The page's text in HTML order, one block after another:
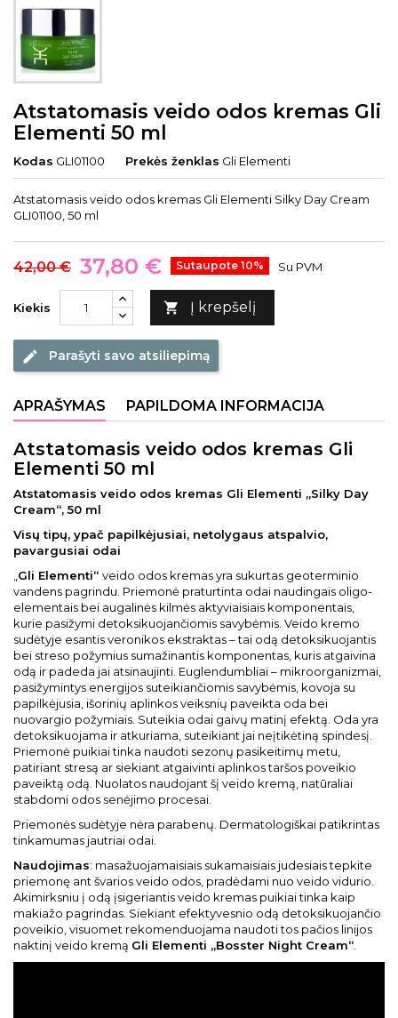
Atstatomasis veido odos kremas Gli
Elementi 50 ml
Kodas GLI01100 Prekės ženklas Gli Elementi
Atstatomasis veido odos kremas Gli Elementi Silky Day Cream
GLI01100, 50 ml
42,00 € 37,80 € Sutaupote 10% Su PVM
Kiekis  Į krepšelį
edit Parašyti savo atsiliepimą
APRAŠYMAS PAPILDOMA INFORMACIJA
Atstatomasis veido odos kremas Gli
Elementi 50 ml
Atstatomasis veido odos kremas Gli Elementi „Silky Day
Cream“, 50 ml
Visų tipų, ypač papilkėjusiai, netolygaus atspalvio,
pavargusiai odai
Gli Elementi“ veido odos kremas yra sukurtas geoterminio
vandens pagrindu. Priemonė praturtinta odai naudingais oligo-
elementais bei augalinės kilmės aktyviaisiais komponentais,
kurie pasižymi detoksikuojančiomis savybėmis. Veido kremo
sudėtyje esantis veronikos ekstraktas – tai odą detoksikuojantis
bei streso požymius sumažinantis komponentas, kuris atgaivina
odą ir padeda jai atsinaujinti. Euglendumbliai – mikroorganizmai,
pasižymintys energijos suteikiančiomis savybėmis, kovoja su
papilkėjusia, išorinių aplinkos veiksnių paveikta oda bei
nuovargio požymiais. Suteikia odai gaivų matinį efektą. Oda yra
detoksikuojama ir atkuriama, suteikiant jai neįtikėtiną spindesį.
Priemonė puikiai tinka naudoti sezonų pasikeitimų metu,
patiriant stresą ar siekiant atgaivinti aplinkos taršos poveikio
paveiktą odą. Nuolatos naudojant šį veido kremą, natūraliai
stabdomi odos senėjimo procesai.
Priemonės sudėtyje nėra parabenų. Dermatologiškai patikrintas
tinkamumas jautriai odai.
Naudojimas: masažuojamaisiais sukamaisiais judesiais tepkite
priemonę ant švarios veido odos, pradėdami nuo veido vidurio.
Akimirksniu į odą įsigeriantis veido kremas puikiai tinka kaip
makiažo pagrindas. Siekiant efektyvesnio odą detoksikuojančio
poveikio, visuomet rekomenduojama naudoti tos pačios linijos
naktinį veido kremą Gli Elementi „Bosster Night Cream“